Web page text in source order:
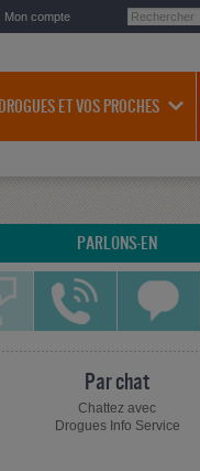
Mon compte
DROGUES ET VOS PROCHES
PARLONS-EN
Par chat
Chattez avec
Drogues Info Service